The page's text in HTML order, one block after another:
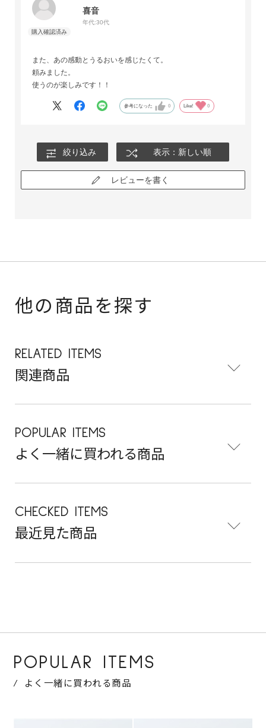
喜音
年代:30代
また、あの感動とうるおいを感じたくて。
頼みました。
使うのが楽しみです！！
参考になった 0 Like! 0
絞り込み 表示：新しい順
レビューを書く
他の商品を探す
RELATED ITEMS
関連商品
POPULAR ITEMS
よく一緒に買われる商品
CHECKED ITEMS
最近見た商品
POPULAR ITEMS
よく一緒に買われる商品